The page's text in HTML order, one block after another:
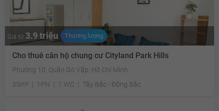
Giá từ 3.9 triệu Thương lượng
Cho thuê căn hộ chung cư Cityland Park Hills
Phường 10, Quận Gò Vấp, Hồ Chí Minh
35m²
1PN 1 WC Tây Bắc - Đông Bắc